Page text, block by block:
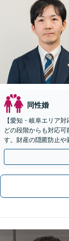
同性婚
【愛知・岐阜エリア
どの段階からも対応
す。財産の隠匿防止や
ェーズに応じたアド